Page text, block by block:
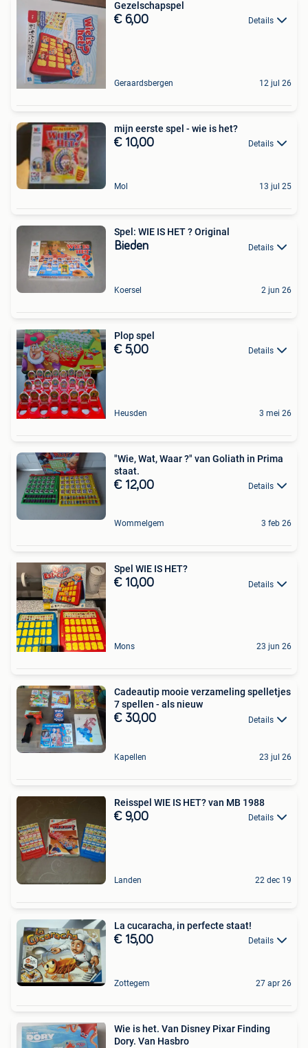
Gezelschapspel
€ 6,00 Details
Geraardsbergen 12 jul 26
mijn eerste spel - wie is het?
€ 10,00 Details
Mol 13 jul 25
Spel: WIE IS HET ? Original
Bieden Details
Koersel 2 jun 26
Plop spel
€ 5,00 Details
Heusden 3 mei 26
"Wie, Wat, Waar ?" van Goliath in Prima
staat.
€ 12,00 Details
Wommelgem 3 feb 26
Spel WIE IS HET?
€ 10,00 Details
Mons 23 jun 26
Cadeautip mooie verzameling spelletjes
7 spellen - als nieuw
€ 30,00 Details
Kapellen 23 jul 26
Reisspel WIE IS HET? van MB 1988
€ 9,00 Details
Landen 22 dec 19
La cucaracha, in perfecte staat!
€ 15,00 Details
Zottegem 27 apr 26
Wie is het. Van Disney Pixar Finding
Dory. Van Hasbro